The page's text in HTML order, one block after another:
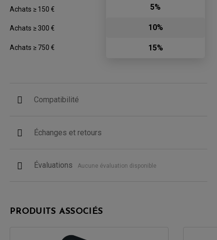
Achats ≥ 150 €
Achats ≥ 300 €
Achats ≥ 750 €
5%
10%
15%
Compatibilité
Échanges et retours
Évaluations Aucune évaluation disponible
PRODUITS ASSOCIÉS